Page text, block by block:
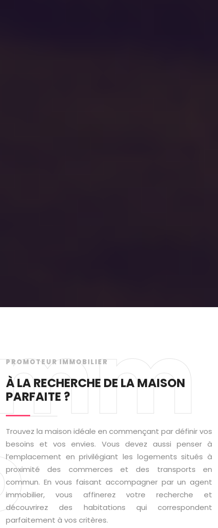
PROMOTEUR IMMOBILIER
À LA RECHERCHE DE LA MAISON
PARFAITE ?
Trouvez la maison idéale en commençant par définir vos
besoins et vos envies. Vous devez aussi penser à
l’emplacement en privilégiant les logements situés à
proximité des commerces et des transports en
commun. En vous faisant accompagner par un agent
immobilier, vous affinerez votre recherche et
découvrirez des habitations qui correspondent
parfaitement à vos critères.